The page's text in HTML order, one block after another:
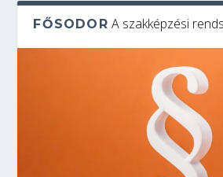
FŐSODOR A szakképzési